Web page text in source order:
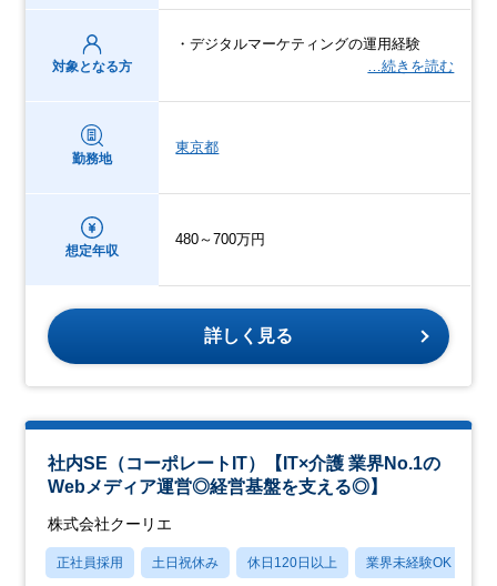
対象となる方
・デジタルマーケティングの運用経験
…続きを読む
勤務地
東京都
想定年収
480～700万円
詳しく見る
社内SE（コーポレートIT）【IT×介護 業界No.1の
Webメディア運営◎経営基盤を支える◎】
株式会社クーリエ
正社員採用 土日祝休み 休日120日以上 業界未経験OK